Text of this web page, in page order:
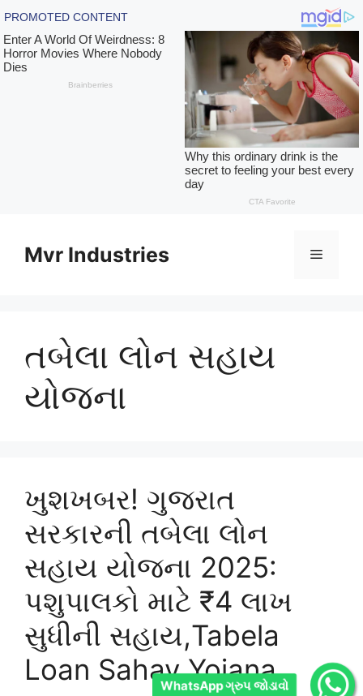
WhatsApp ગ્રુપ જોડાવો
contentMvr Industries Menu
તબેલા લોન સહાય
યોજના
ખુશખબર! ગુજરાત
સરકારની તબેલા લોન
સહાય યોજના 2025:
પશુપાલકો માટે ₹4 લાખ
સુધીની સહાય,Tabela
Loan Sahay Yojana